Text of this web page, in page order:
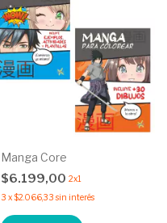
Manga Core
$6.199,00 2x1
3 x$2.066,33 sin interés